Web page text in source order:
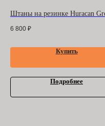
Штаны на резинке Huracan
6 800 ₽
Купить
Подробнее